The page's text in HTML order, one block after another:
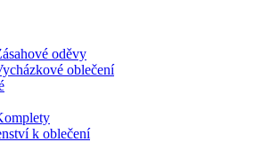
oděvy
oblečení
k oblečení